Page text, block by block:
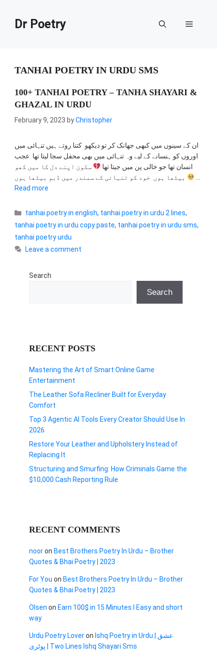
contentDr Poetry Menu
TANHAI POETRY IN URDU SMS
100+ TANHAI POETRY – TANHA SHAYARI &
GHAZAL IN URDU
February 9, 2023 byChristopher
ان کے سینوں میں کبھی جھانک کر تو دیکھو کتنا روتے ہیں تنہائی میں
اوروں کو ہنسانے کے لیے وہ تنہائی میں بھی محفل سجا لیتا تھا عجب
انسان تھا جو خالی پن میں جیتا تھا
سکون اپنے دل کا میں کھو
Read more
Categories
tanhai poetry in english, tanhai poetry in urdu 2 lines,
tanhai poetry in urdu copy paste, tanhai poetry in urdu sms,
tanhai poetry urdu
Leave a comment
Search
Search
RECENT POSTS
Mastering the Art of Smart Online Game
Entertainment
The Leather Sofa Recliner Built for Everyday
Comfort
Top 3 Agentic AI Tools Every Creator Should Use In
2026
Restore Your Leather and Upholstery Instead of
Replacing It
Structuring and Smurfing: How Criminals Game the
$10,000 Cash Reporting Rule
RECENT COMMENTS
nooron Best Brothers Poetry In Urdu – Brother
Quotes & Bhai Poetry | 2023
For You on Best Brothers Poetry In Urdu – Brother
Quotes & Bhai Poetry | 2023
Olsen on Earn 100$ in 15 Minutes I Easy and short
way
Urdu Poetry Loveron Ishq Poetry in Urdu | عشق
پوٹری | Two Lines Ishq Shayari Sms